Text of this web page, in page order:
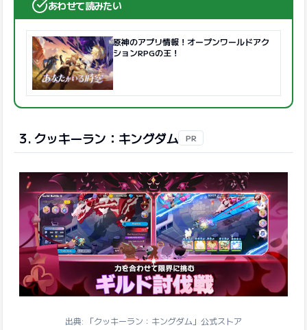
あわせて読みたい
原神のアプリ情報！オープンワールドアク
ションRPGの王！
3. クッキーラン：キングダム PR
出典: 「クッキーラン：キングダム」公式ストア